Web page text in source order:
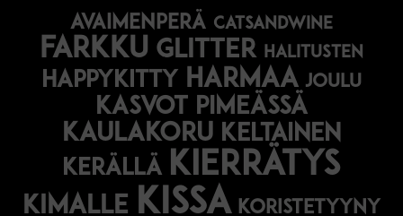
avaimenperä catsandwine
farkku glitter halitusten
happykitty harmaa joulu
Kasvot pimeässä
kaulakoru keltainen
kerällä kierrätys
kimalle kissa koristetyyny